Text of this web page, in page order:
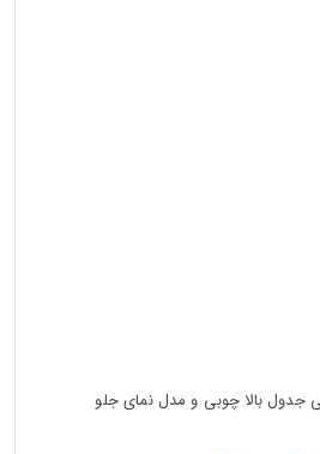
جدول بالا چوبی و مدل نمای جلو